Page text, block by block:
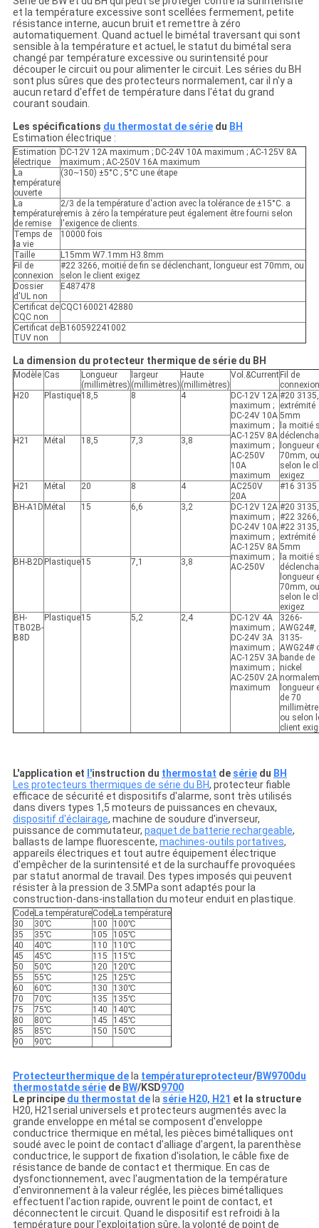
et la température excessive sont scellées fermement, petite
résistance interne, aucun bruit et remettre à zéro
automatiquement. Quand actuel le bimétal traversant qui sont
sensible à la température et actuel, le statut du bimétal sera
changé par température excessive ou surintensité pour
découper le circuit ou pour alimenter le circuit. Les séries du BH
sont plus sûres que des protecteurs normalement, car il n'y a
aucun retard d'effet de température dans l'état du grand
courant soudain.
Les spécifications du thermostat de sériedu BH
Estimation électrique :
Estimation
électrique
DC-12V 12A maximum ; DC-24V 10A maximum ; AC-125V 8A
maximum ; AC-250V 16A maximum
La
température
ouverte
(30~150) ±5°C ; 5°C une étape
La
température
de remise
2/3 de la température d'action avec la tolérance de ±15°C. a
remis à zéro la température peut également être fourni selon
l'exigence de clients.
Temps de
la vie
10000 fois
Taille
L15mm W7.1mm H3.8mm
Fil de
connexion
#22 3266, moitié de fin se déclenchant, longueur est 70mm, ou
selon le client exigez
Dossier
d'UL non
E487478
Certificat de
CQC non
CQC16002142880
Certificat de
TUV non
B160592241002
La dimension du protecteur thermique de série du BH
Modèle Cas
Longueur
(millimètres)
largeur
(millimètres)
Haute
(millimètres)
Vol.&Current Fil de
connexion
H20
Plastique18,5 8 4
DC-12V 12A
maximum ;
DC-24V 10A
maximum ;
AC-125V 8A
maximum ;
AC-250V
10A
maximum
#20 3135,
extrémité
5mm
la moitié
longueur
70mm, ou
selon le
exigez
H21 Métal 18,5 7,3 3,8
H21 Métal 20 8 4
AC250V
20A
#16 3135
BH-A1D Métal 15 6,6 3,2
DC-12V 12A
maximum ;
DC-24V 10A
maximum ;
AC-125V 8A
maximum ;
AC-250V
#20 3135,
#22 3266,
#22 3135,
extrémité
5mm
la moitié
longueur
70mm, ou
selon le
exigez
BH-B2D Plastique15 7,1 3,8
BH-
TB02B-
B8D
Plastique15 5,2 2,4
DC-12V 4A
maximum ;
DC-24V 3A
maximum ;
AC-125V 3A
maximum ;
AC-250V 2A
maximum
3266-
AWG24#,
3135-
AWG24#
bande de
nickel
longueur
de 70
ou selon
client
L'application et l'instruction du thermostat de sériedu BH
Les protecteurs thermiques de série du BH, protecteur fiable
efficace de sécurité et dispositifs d'alarme, sont très utilisés
dans divers types 1,5 moteurs de puissances en chevaux,
dispositif d'éclairage, machine de soudure d'inverseur,
puissance de commutateur, paquet de batterie rechargeable,
ballasts de lampe fluorescente, machines-outils portatives,
appareils électriques et tout autre équipement électrique
d'empêcher de la surintensité et de la surchauffe provoquées
par statut anormal de travail. Des types imposés qui peuvent
résister à la pression de 3.5MPa sont adaptés pour la
construction-dans-installation du moteur enduit en plastique.
Code La températureCode La température
30
30℃ 100
100℃
35
35℃ 105
105℃
40
40℃ 110
110℃
45
45℃ 115
115℃
50
50℃ 120
120℃
55
55℃ 125
125℃
60
60℃ 130
130℃
70
70℃ 135
135℃
75
75℃ 140
140℃
80
80℃ 145
145℃
85
85℃ 150
150℃
90
90℃
Protecteurthermique dela températureprotecteur/BW9700du
thermostatde sériede BW/KSD9700
Le principe du thermostat dela série H20, H21 et la structure
H20, H21serial universels et protecteurs augmentés avec la
grande enveloppe en métal se composent d'enveloppe
conductrice thermique en métal, les pièces bimétalliques ont
soudé avec le point de contact d'alliage d'argent, la parenthèse
conductrice, le support de fixation d'isolation, le câble fixe de
résistance de bande de contact et thermique. En cas de
dysfonctionnement, avec l'augmentation de la température
d'environnement à la valeur réglée, les pièces bimétalliques
effectuent l'action rapide, ouvrent le point de contact, et
déconnectent le circuit. Quand le dispositif est refroidi à la
température pour l'exploitation sûre, la volonté de point de